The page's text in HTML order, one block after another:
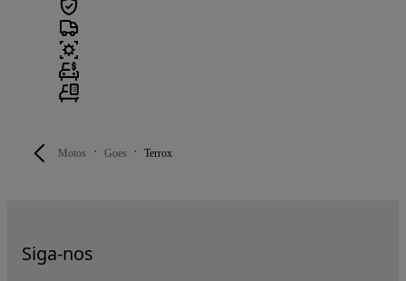
Motos Goes Terrox
Siga-nos